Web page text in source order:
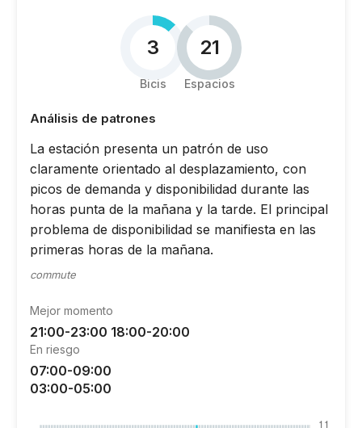
3
Bicis
21
Espacios
Análisis de patrones
La estación presenta un patrón de uso
claramente orientado al desplazamiento, con
picos de demanda y disponibilidad durante las
horas punta de la mañana y la tarde. El principal
problema de disponibilidad se manifiesta en las
primeras horas de la mañana.
commute
Mejor momento
21:00-23:00 18:00-20:00
En riesgo
07:00-09:00
03:00-05:00